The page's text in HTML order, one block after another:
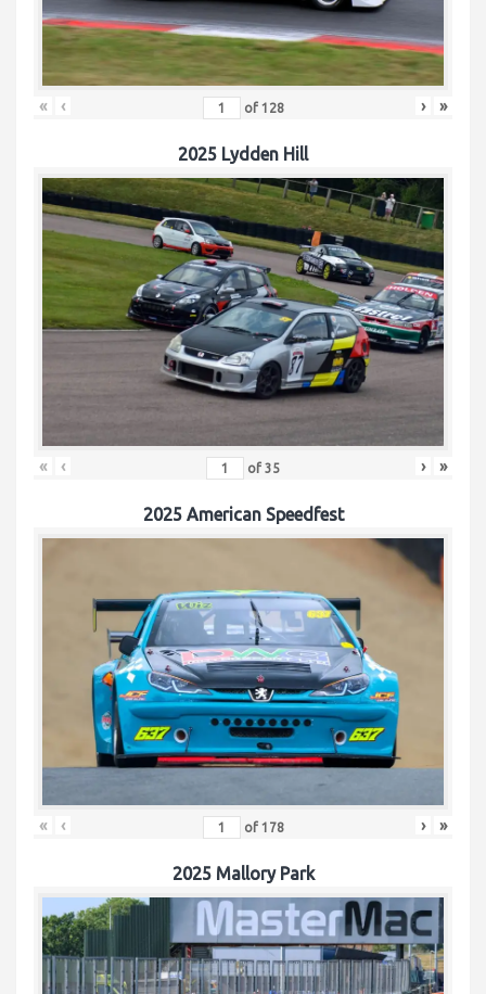
« ‹ of 128 › »
2025 Lydden Hill
« ‹ of 35 › »
2025 American Speedfest
« ‹ of 178 › »
2025 Mallory Park